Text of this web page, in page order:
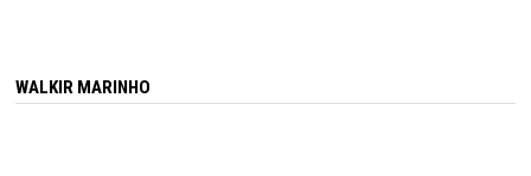
WALKIR MARINHO